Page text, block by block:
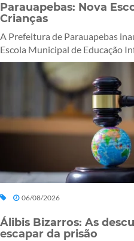
Parauapebas: Nova
Crianças
A Prefeitura de Parauapebas
Escola Municipal de Educação
06/08/2026
Álibis Bizarros: As
escapar da prisão